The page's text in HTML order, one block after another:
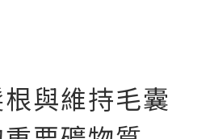
與維持毛囊